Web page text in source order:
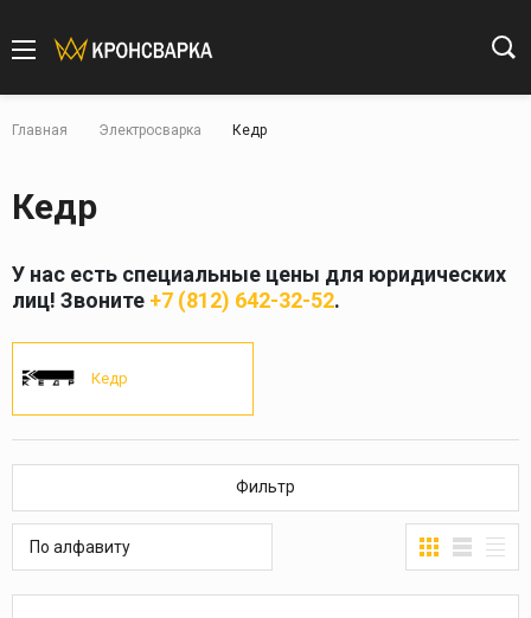
Главная Электросварка Кедр
Кедр
У нас есть специальные цены для юридических
лиц! Звоните +7 (812) 642-32-52.
Кедр
Фильтр
По алфавиту